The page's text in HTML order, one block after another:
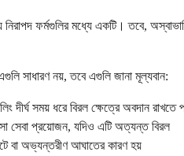
ফর্মগুলির মধ্যে একটি। তবে,
সাধারণ নয়, তবে এগুলি জানা মূল্যবান:
দীর্ঘ সময় ধরে বিরল ক্ষেত্রে অবদান রাখতে
সেবা প্রয়োজন, যদিও এটি অত্যন্ত বিরল
বা অভ্যন্তরীণ আঘাতের কারণ হয়